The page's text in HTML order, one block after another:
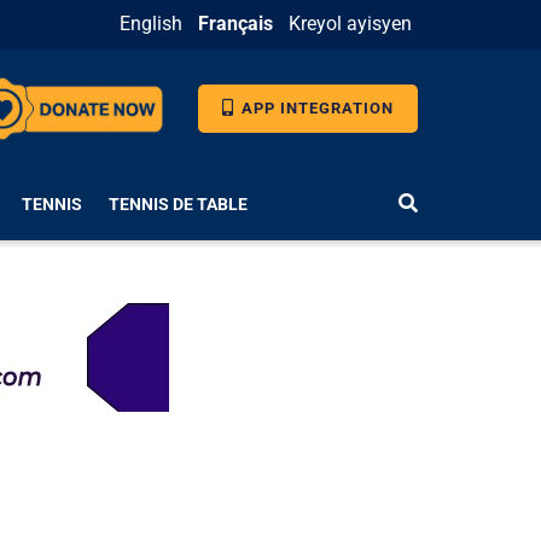
English Français Kreyol ayisyen
APP INTEGRATION
TENNIS TENNIS DE TABLE